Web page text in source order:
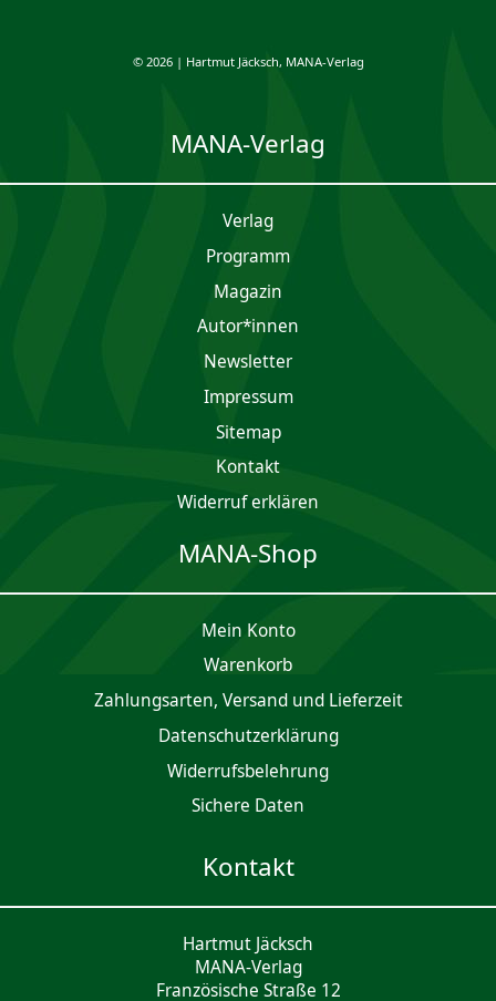
© 2026 | Hartmut Jäcksch, MANA-Verlag
MANA-Verlag
Verlag
Programm
Magazin
Autor*innen
Newsletter
Impres­sum
Sitemap
Kontakt
Widerruf erklären
MANA-Shop
Mein Konto
Waren­korb
Zahlungsarten, Versand und Lieferzeit
Daten­schutz­er­klärung
Widerrufsbelehrung
Sichere Daten
Kontakt
Hartmut Jäcksch
MANA-Verlag
Französische Straße 12